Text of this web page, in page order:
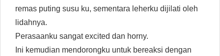
remas puting susu ku, sementara leherku dijilati oleh
lidahnya.
Perasaanku sangat excited dan horny.
Ini kemudian mendorongku untuk bereaksi dengan